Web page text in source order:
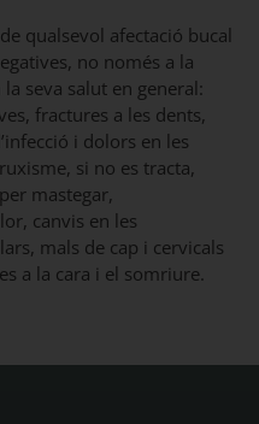
qualsevol afectació bucal
no només a la
seva salut en general:
fractures a les dents,
i dolors en les
si no es tracta,
mastegar,
canvis en les
mals de cap i cervicals
a la cara i el somriure.